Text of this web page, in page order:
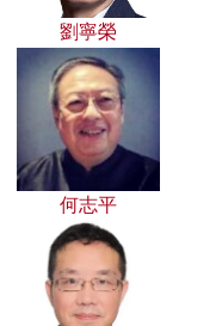
劉寧榮
何志平